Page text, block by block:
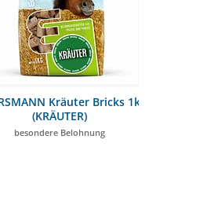
Kräuter Bricks 1kg-
(KRÄUTER)
Belohnung